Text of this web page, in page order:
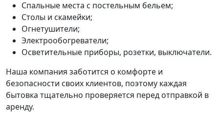
Спальные места с постельным бельем;
Столы и скамейки;
Огнетушители;
Электрообогреватели;
Осветительные приборы, розетки, выключатели.
Наша компания заботится о комфорте и
безопасности своих клиентов, поэтому каждая
бытовка тщательно проверяется перед отправкой в
аренду.